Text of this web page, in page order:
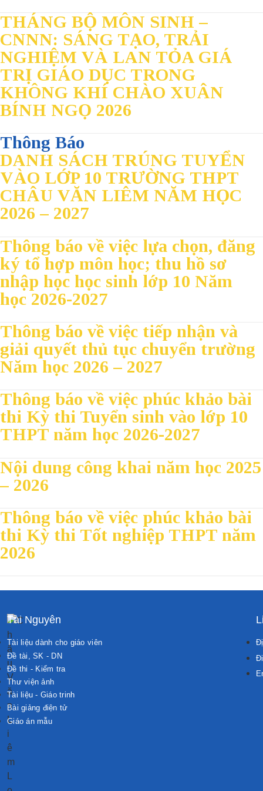
THÁNG BỘ MÔN SINH –
CNNN: SÁNG TẠO, TRẢI
NGHIỆM VÀ LAN TỎA GIÁ
TRỊ GIÁO DỤC TRONG
KHÔNG KHÍ CHÀO XUÂN
BÍNH NGỌ 2026
Thông Báo
DANH SÁCH TRÚNG TUYỂN
VÀO LỚP 10 TRƯỜNG THPT
CHÂU VĂN LIÊM NĂM HỌC
2026 – 2027
Thông báo về việc lựa chọn, đăng
ký tổ hợp môn học; thu hồ sơ
nhập học học sinh lớp 10 Năm
học 2026-2027
Thông báo về việc tiếp nhận và
giải quyết thủ tục chuyển trường
Năm học 2026 – 2027
Thông báo về việc phúc khảo bài
thi Kỳ thi Tuyển sinh vào lớp 10
THPT năm học 2026-2027
Nội dung công khai năm học 2025
– 2026
Thông báo về việc phúc khảo bài
thi Kỳ thi Tốt nghiệp THPT năm
2026
Tài Nguyên
Tài liệu dành cho giáo viên
Đề tài, SK - DN
Đề thi - Kiểm tra
Thư viện ảnh
Tài liệu - Giáo trinh
Bài giảng điện tử
Giáo án mẫu